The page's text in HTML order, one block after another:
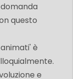
questo
è
e